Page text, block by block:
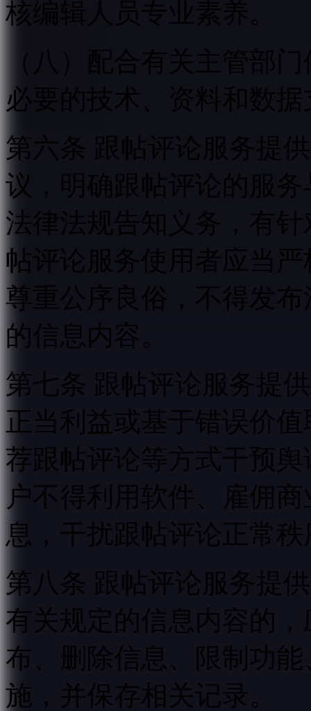
核编辑人员专业素养。
（八）配合有关主管部
必要的技术、资料和数
第六条 跟帖评论服务提
议，明确跟帖评论的服
法律法规告知义务，有
帖评论服务使用者应当
尊重公序良俗，不得发
的信息内容。
第七条 跟帖评论服务提
正当利益或基于错误价
荐跟帖评论等方式干预
户不得利用软件、雇佣
息，干扰跟帖评论正常
第八条 跟帖评论服务提
有关规定的信息内容的
布、删除信息、限制功
施，并保存相关记录。